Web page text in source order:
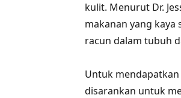
kulit. Menurut Dr.
makanan yang
racun dalam tubuh
Untuk
disarankan untuk